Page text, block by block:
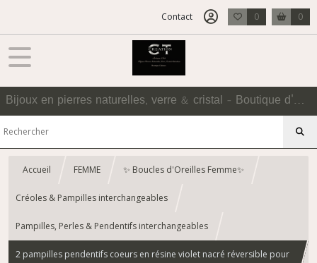
Contact 0 0
Bijoux en pierres naturelles, verre & cristal - Boutique d'Accessoires
Accueil FEMME ✨ Boucles d'Oreilles Femme✨
Créoles & Pampilles interchangeables
Pampilles, Perles & Pendentifs interchangeables
2 pampilles pendentifs coeurs en résine violet nacré réversible pour